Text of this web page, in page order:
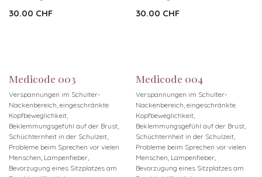
30.00 CHF 30.00 CHF
Neu!
Medicode 003
Verspannungen im Schulter-
Nackenbereich, eingeschränkte
Kopfbeweglichkeit,
Beklemmungsgefühl auf der Brust,
Schüchternheit in der Schulzeit,
Probleme beim Sprechen vor vielen
Menschen, Lampenfieber,
Bevorzugung eines Sitzplatzes am
Neu!
Medicode 004
Verspannungen im Schulter-
Nackenbereich, eingeschränkte
Kopfbeweglichkeit,
Beklemmungsgefühl auf der Brust,
Schüchternheit in der Schulzeit,
Probleme beim Sprechen vor vielen
Menschen, Lampenfieber,
Bevorzugung eines Sitzplatzes am